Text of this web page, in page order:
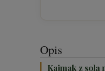
Opis
Kajmak z solą